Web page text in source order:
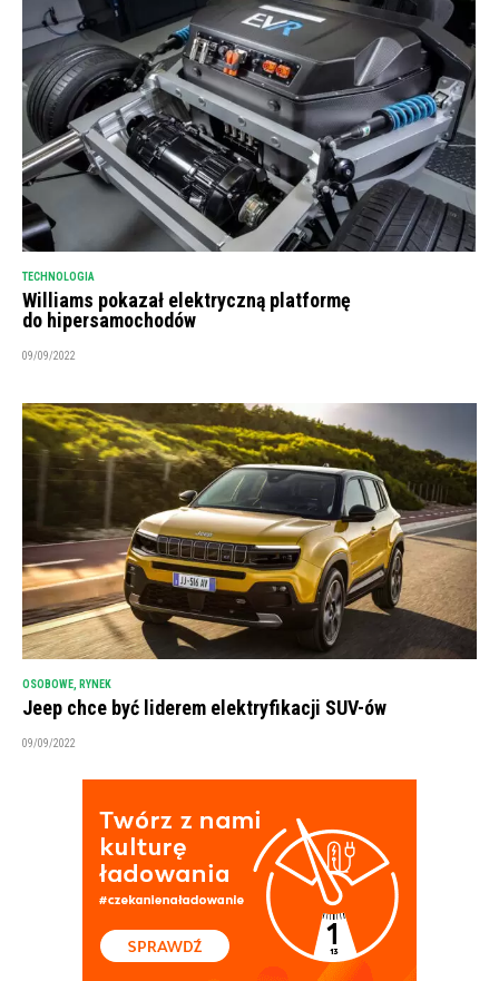
TECHNOLOGIA
Williams pokazał elektryczną platformę
do hipersamochodów
09/09/2022
OSOBOWE RYNEK
Jeep chce być liderem elektryfikacji SUV-ów
09/09/2022